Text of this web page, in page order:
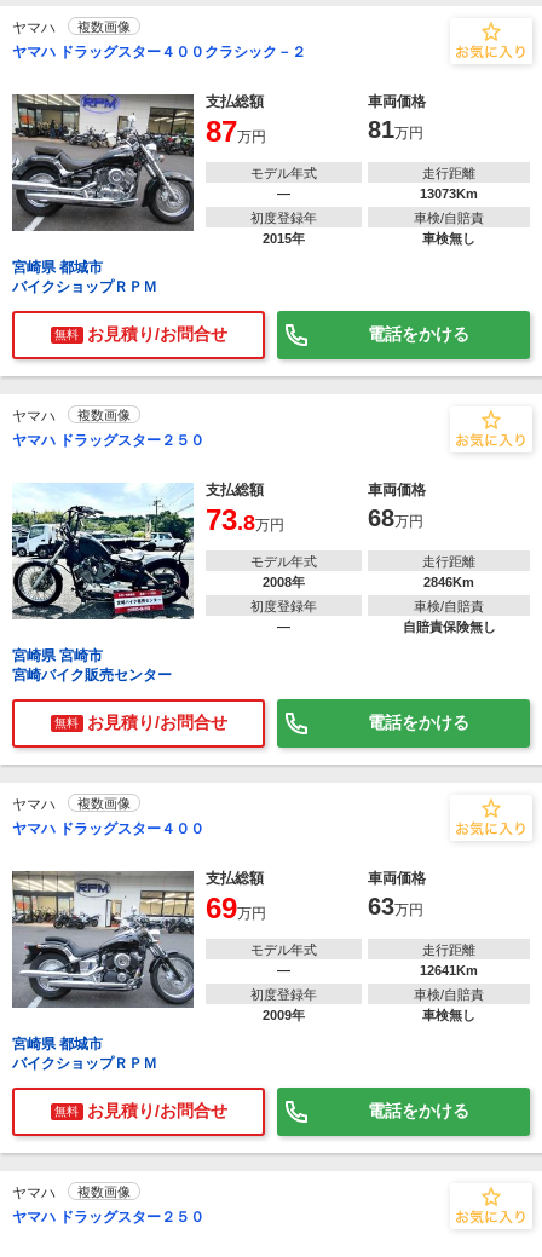
ヤマハ 複数画像
ヤマハ ドラッグスター４００クラシック－２
支払総額 車両価格
87万円 81万円
モデル年式
―
走行距離
13073Km
初度登録年
2015年
車検/自賠責
車検無し
宮崎県 都城市
バイクショップＲＰＭ
無料 お見積り/お問合せ 電話をかける
ヤマハ 複数画像
ヤマハ ドラッグスター２５０
支払総額 車両価格
73.8万円 68万円
モデル年式
2008年
走行距離
2846Km
初度登録年
―
車検/自賠責
自賠責保険無し
宮崎県 宮崎市
宮崎バイク販売センター
無料 お見積り/お問合せ 電話をかける
ヤマハ 複数画像
ヤマハ ドラッグスター４００
支払総額 車両価格
69万円 63万円
モデル年式
―
走行距離
12641Km
初度登録年
2009年
車検/自賠責
車検無し
宮崎県 都城市
バイクショップＲＰＭ
無料 お見積り/お問合せ 電話をかける
ヤマハ 複数画像
ヤマハ ドラッグスター２５０